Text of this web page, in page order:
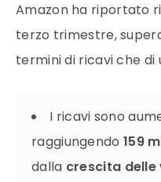
Amazon ha riportato
terzo trimestre,
termini di ricavi che di
I ricavi sono
raggiungendo 159
dalla crescita delle